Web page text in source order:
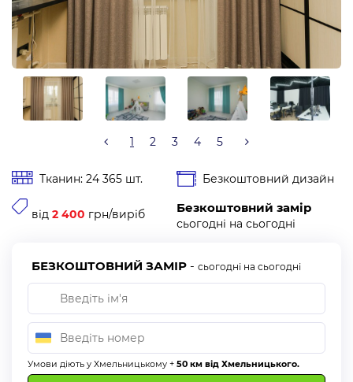
1 2 3 4 5
Тканин: 24 365 шт. Безкоштовний дизайн
від 2 400 грн/виріб Безкоштовний замір
сьогодні на сьогодні
БЕЗКОШТОВНИЙ ЗАМІР - сьогодні на сьогодні
Умови діють у Хмельницькому + 50 км від Хмельницького.